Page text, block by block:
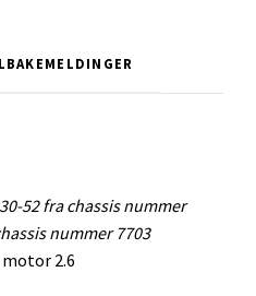
52 fra chassis nummer
nummer 7703
2.6